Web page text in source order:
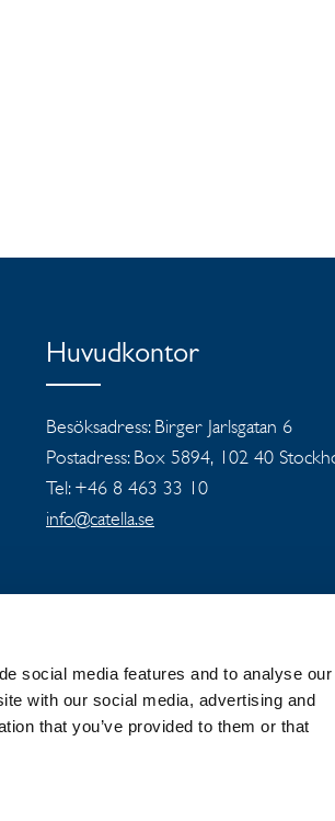
social media features and to analyse our
with our social media, advertising and
that you’ve provided to them or that
Huvudkontor
Besöksadress: Birger Jarlsgatan 6
Postadress: Box 5894, 102 40
Tel: +46 8 463 33 10
info@catella.se
PRESSMEDDELANDEN